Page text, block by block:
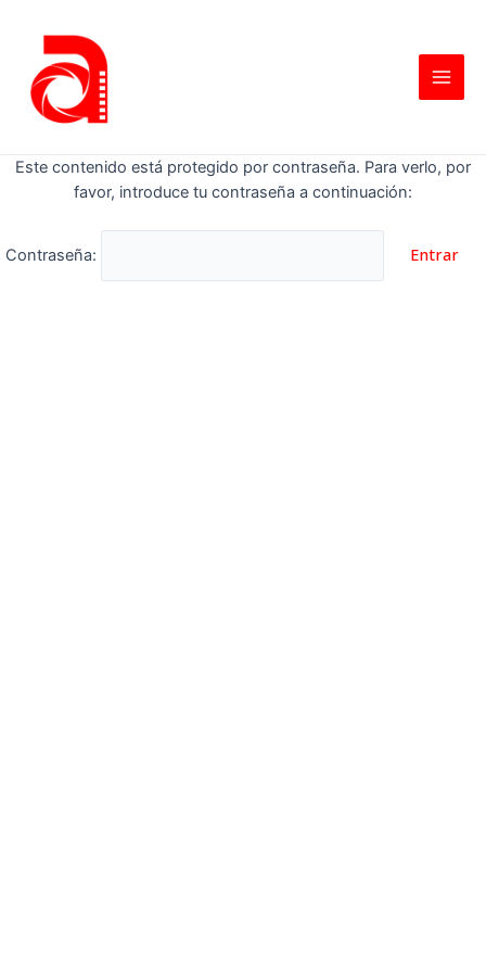
Este contenido está protegido por contraseña. Para verlo, por
favor, introduce tu contraseña a continuación:
Contraseña: